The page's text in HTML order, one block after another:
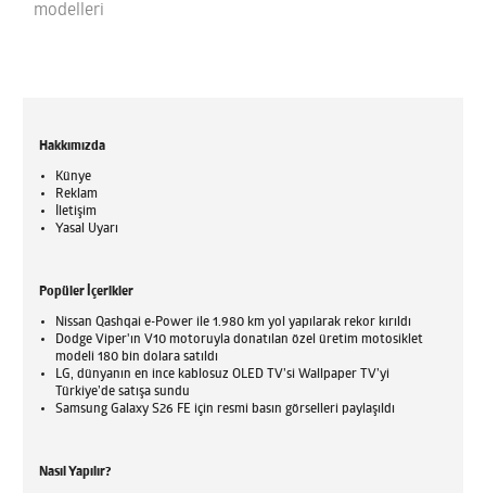
modelleri
Hakkımızda
Künye
Reklam
İletişim
Yasal Uyarı
Popüler İçerikler
Nissan Qashqai e-Power ile 1.980 km yol yapılarak rekor kırıldı
Dodge Viper'ın V10 motoruyla donatılan özel üretim motosiklet
modeli 180 bin dolara satıldı
LG, dünyanın en ince kablosuz OLED TV’si Wallpaper TV’yi
Türkiye’de satışa sundu
Samsung Galaxy S26 FE için resmi basın görselleri paylaşıldı
Nasıl Yapılır?